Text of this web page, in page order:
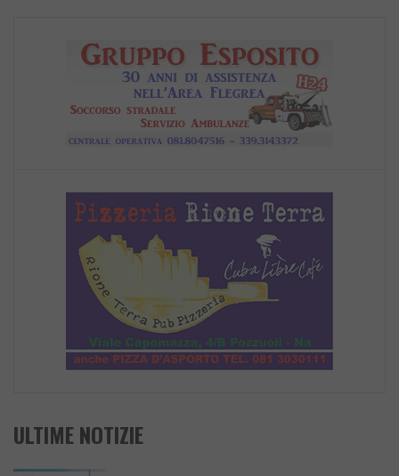
ULTIME NOTIZIE